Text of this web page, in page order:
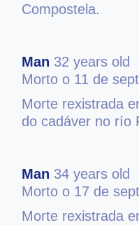
Compostela.
Man 32 years old
Morto o 11 de
Morte rexistrada
do cadáver no río
Man 34 years old
Morto o 17 de
Morte rexistrada